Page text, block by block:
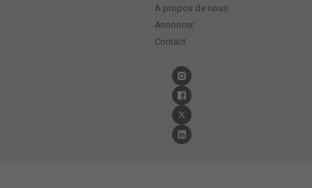
A propos de nous
Annoncer
Contact